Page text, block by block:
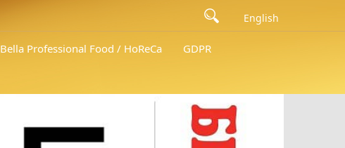
English
Bella Professional Food / HoReCa GDPR